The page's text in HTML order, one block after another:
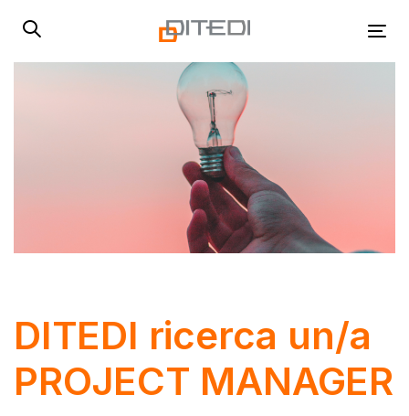
links
primary
DITEDI ricerca un/a
PROJECT MANAGER
navigation